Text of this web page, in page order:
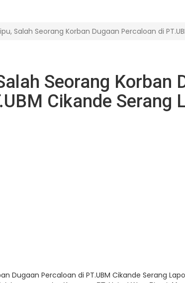
Salah Seorang Korban Dugaan Percaloan di
Seorang Korban
Cikande Serang